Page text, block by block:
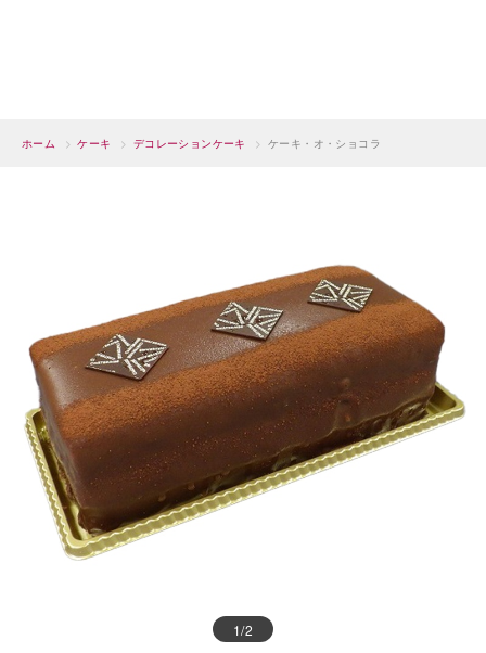
ホーム > ケーキ > デコレーションケーキ > ケーキ・オ・ショコラ
1/2